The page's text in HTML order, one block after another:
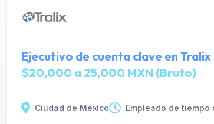
Ejecutivo de cuenta clave en Tralix
$20,000 a 25,000 MXN (Bruto)
Ciudad de México Empleado de tiempo